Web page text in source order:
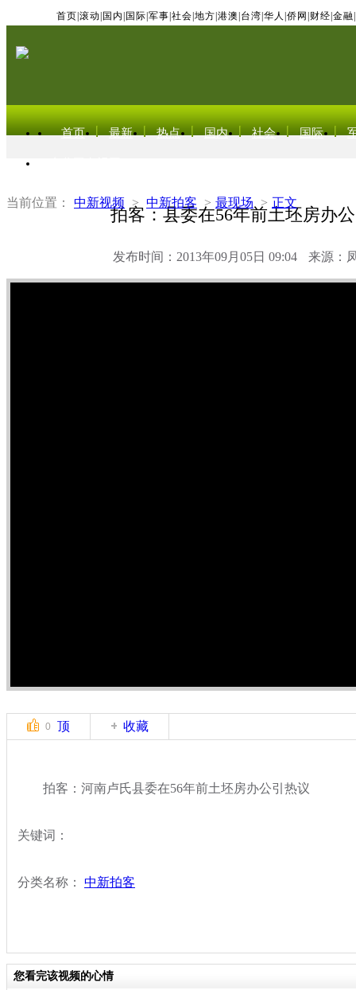
首页 滚动 国内 国际 军事 社会 地方 港澳 台湾 华人 侨网 财经 金融
首页 最新 热点 国内 社会 国际
当前位置： 中新视频 > 中新拍客 > 最现场 > 正文
拍客：县委在56年前土坯房办
发布时间：2013年09月05日 09:04 来源：
0 顶 收藏
拍客：河南卢氏县委在56年前土坯房办公引热议
关键词：
分类名称： 中新拍客
您看完该视频的心情